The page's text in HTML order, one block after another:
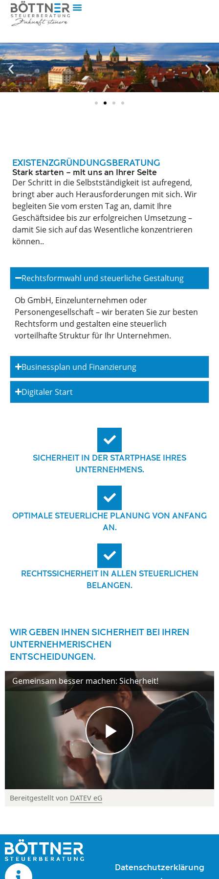
EXISTENZGRÜNDUNGSBERATUNG
Stark starten – mit uns an Ihrer Seite
Der Schritt in die Selbstständigkeit ist aufregend,
bringt aber auch Herausforderungen mit sich. Wir
begleiten Sie vom ersten Tag an, damit Ihre
Geschäftsidee bis zur erfolgreichen Umsetzung –
damit Sie sich auf das Wesentliche konzentrieren
können..
Rechtsformwahl und steuerliche Gestaltung
Ob GmbH, Einzelunternehmen oder
Personengesellschaft – wir beraten Sie zur besten
Rechtsform und gestalten eine steuerlich
vorteilhafte Struktur für Ihr Unternehmen.
Businessplan und Finanzierung
Digitaler Start
SICHERHEIT IN DER STARTPHASE IHRES
UNTERNEHMENS.
OPTIMALE STEUERLICHE PLANUNG VON ANFANG
AN.
RECHTSSICHERHEIT IN ALLEN STEUERLICHEN
BELANGEN.
WIR GEBEN IHNEN SICHERHEIT BEI IHREN
UNTERNEHMERISCHEN
ENTSCHEIDUNGEN.
Gemeinsam besser machen: Sicherheit!
Bereitgestellt von DATEV eG
Datenschutzerklärung